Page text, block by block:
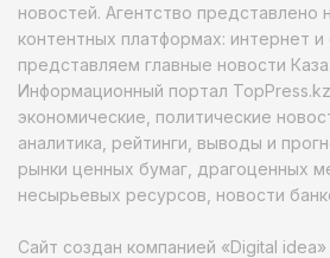
новостей. Агентство представлено
контентных платформах: интернет
представляем главные новости
Информационный портал
экономические, политические
аналитика, рейтинги, выводы и
рынки ценных бумаг, драгоценных
несырьевых ресурсов, новости
Сайт создан компанией «Digital idea»